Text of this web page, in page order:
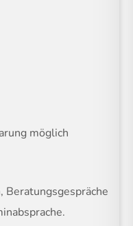
möglich
Beratungsgespräche